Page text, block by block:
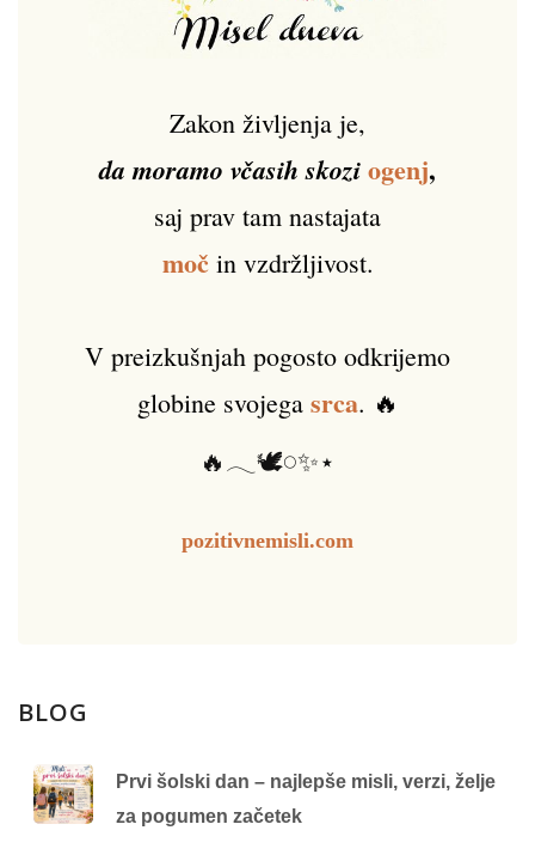
Zakon življenja je,
da moramo včasih skoziogenj,
saj prav tam nastajata
močin vzdržljivost.
V preizkušnjah pogosto odkrijemo
globine svojega srca. 🔥
🔥𓂃🕊️𓏸✨⋆
pozitivnemisli.com
BLOG
Prvi šolski dan – najlepše misli, verzi, želje
za pogumen začetek